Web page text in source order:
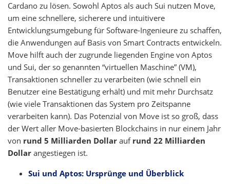
Cardano zu lösen. Sowohl Aptos als auch Sui nutzen Move,
um eine schnellere, sicherere und intuitivere
Entwicklungsumgebung für Software-Ingenieure zu schaffen,
die Anwendungen auf Basis von Smart Contracts entwickeln.
Move hilft auch der zugrunde liegenden Engine von Aptos
und Sui, der so genannten “virtuellen Maschine” (VM),
Transaktionen schneller zu verarbeiten (wie schnell ein
Benutzer eine Bestätigung erhält) und mit mehr Durchsatz
(wie viele Transaktionen das System pro Zeitspanne
verarbeiten kann). Das Potenzial von Move ist so groß, dass
der Wert aller Move-basierten Blockchains in nur einem Jahr
von rund 5 Milliarden Dollar auf rund 22 Milliarden
Dollar angestiegen ist.
Sui und Aptos: Ursprünge und Überblick